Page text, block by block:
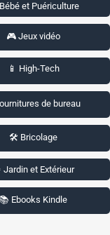
et Puériculture
🎮 Jeux vidéo
📱 High-Tech
de bureau
🛠️ Bricolage
Jardin et Extérieur
📚 Ebooks Kindle